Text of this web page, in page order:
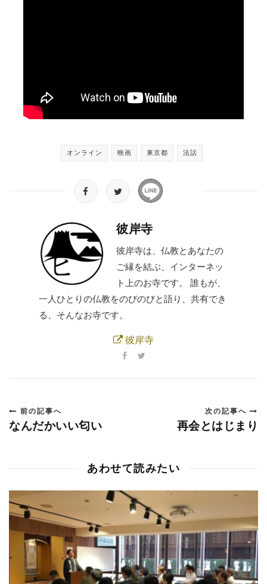
オンライン 映画 東京都 法話
彼岸寺
彼岸寺は、仏教とあなたの
ご縁を結ぶ、インターネッ
ト上のお寺です。 誰もが、
一人ひとりの仏教をのびのびと語り、共有でき
る、そんなお寺です。
彼岸寺
前の記事へ
なんだかいい匂い
次の記事へ
再会とはじまり
あわせて読みたい